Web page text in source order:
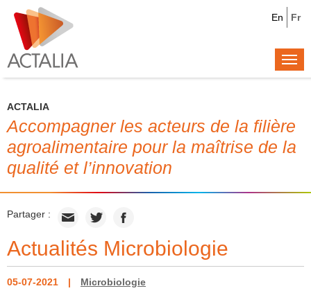
Fr
En
ACTALIA
Accompagner les acteurs de la filière
agroalimentaire pour la maîtrise de la
qualité et l’innovation
Partager :
Actualités Microbiologie
05-07-2021 Microbiologie